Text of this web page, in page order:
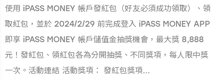
使用 iPASS MONEY 帳戶發紅包（好友必須成功領取）、領
取紅包，並於 2024/2/29 前完成登入 iPASS MONEY APP
即享 iPASS MONEY 帳戶儲值金抽獎機會，最大獎 8,888
元！發紅包、領紅包各為分開抽獎、不同獎項，每人限中獎
一次。活動連結 活動獎項： 發紅包獎項...